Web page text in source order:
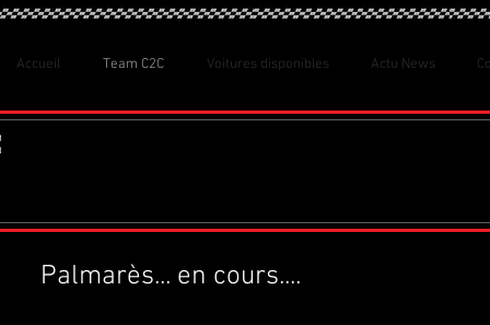
Accueil Team C2C Voitures disponibles Actu News
Palmarès... en cours....